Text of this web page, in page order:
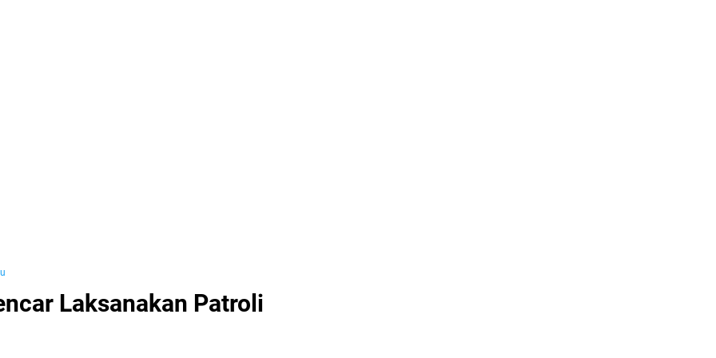
Laksanakan Patroli